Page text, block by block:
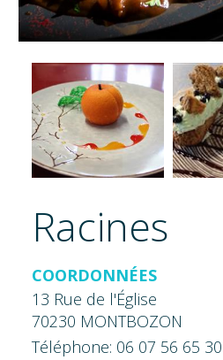
Racines
COORDONNÉES
13 Rue de l'Église
70230 MONTBOZON
Téléphone: 06 07 56 65 30